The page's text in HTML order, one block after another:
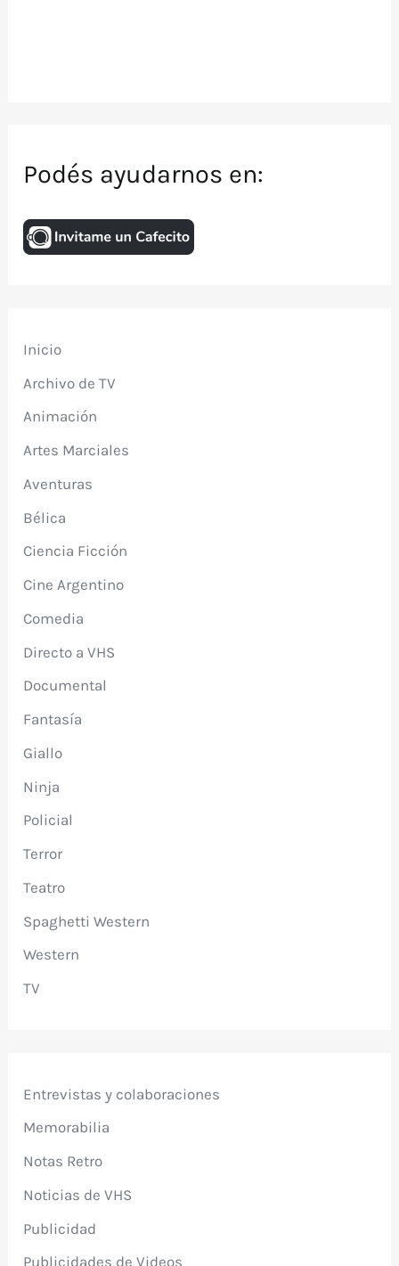
Podés ayudarnos en:
Inicio
Archivo de TV
Animación
Artes Marciales
Aventuras
Bélica
Ciencia Ficción
Cine Argentino
Comedia
Directo a VHS
Documental
Fantasía
Giallo
Ninja
Policial
Terror
Teatro
Spaghetti Western
Western
TV
Entrevistas y colaboraciones
Memorabilia
Notas Retro
Noticias de VHS
Publicidad
Publicidades de Videos